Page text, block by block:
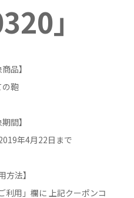
」
商品】
の鞄
期間】
年4月22日まで
方法】
利用」欄に 上記クーポンコ